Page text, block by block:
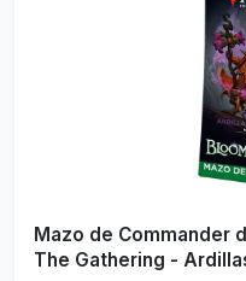
Mazo de Commander
The Gathering -